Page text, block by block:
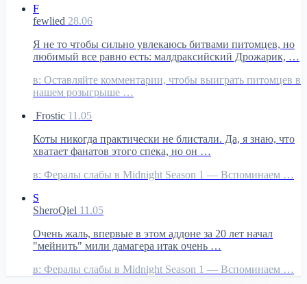
F
fewlied 28.06
Я не то чтобы сильно увлекаюсь битвами питомцев, но
любимый все равно есть: малдраксийский Дрожарик, …
в: Оставляйте комментарии, чтобы выиграть питомцев в
нашем розыгрыше …
Frostic 11.05
Коты никогда практически не блистали. Да, я знаю, что
хватает фанатов этого спека, но он …
в: Фералы слабы в Midnight Season 1 — Вспоминаем …
S
SheroQiel 11.05
Очень жаль, впервые в этом аддоне за 20 лет начал
"мейнить" мили дамагера итак очень …
в: Фералы слабы в Midnight Season 1 — Вспоминаем …